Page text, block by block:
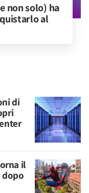
non solo) ha
al
di
il
dopo